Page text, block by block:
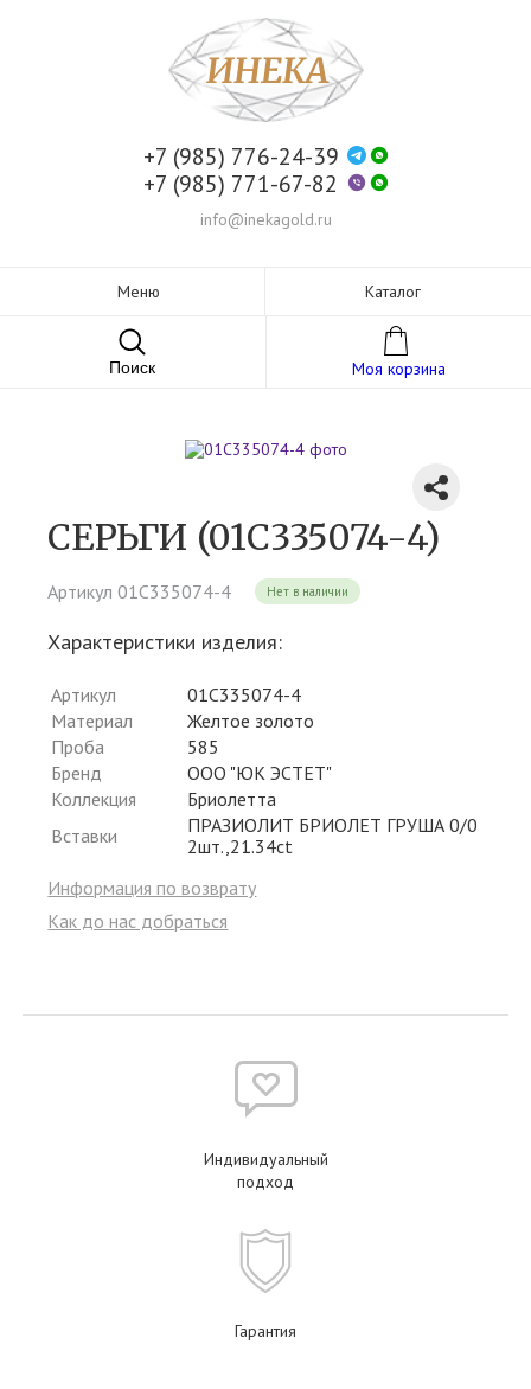
+7 (985) 776-24-39
+7 (985) 771-67-82
info@inekagold.ru
Меню Каталог
Поиск Моя корзина
СЕРЬГИ (01С335074-4)
Артикул 01С335074-4 Нет в наличии
Характеристики изделия:
Артикул
01С335074-4
Материал
Желтое золото
Проба
585
Бренд
ООО "ЮК ЭСТЕТ"
Коллекция
Бриолетта
Вставки
ПРАЗИОЛИТ БРИОЛЕТ ГРУША 0/0
2шт.,21.34ct
Информация по возврату
Как до нас добраться
Индивидуальный
подход
Гарантия